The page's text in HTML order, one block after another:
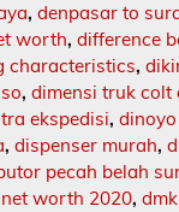
, denpasar to
worth, difference
characteristics,
, dimensi truk colt
ekspedisi,
, dispenser murah,
pecah belah
worth 2020,